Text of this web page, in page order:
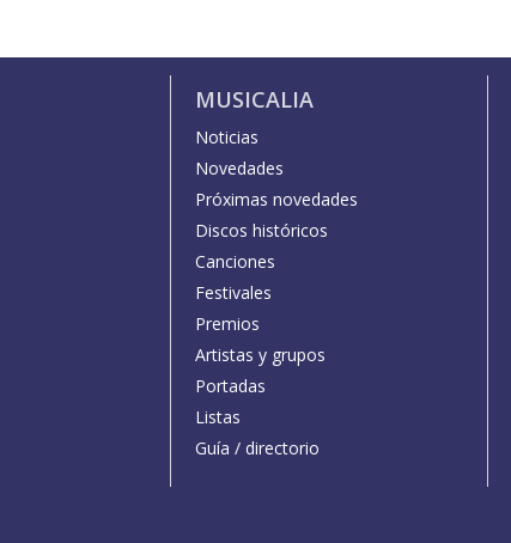
MUSICALIA
Noticias
Novedades
Próximas novedades
Discos históricos
Canciones
Festivales
Premios
Artistas y grupos
Portadas
Listas
Guía / directorio